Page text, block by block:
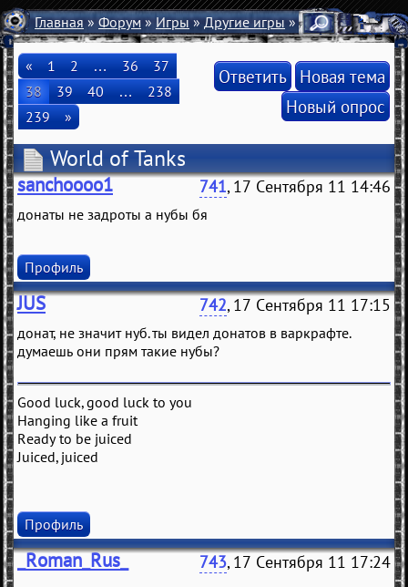
Главная»Форум»Игры»Другие игры» World of Tanks
« 1 2 … 36
37
38
39 40 …
238
239
»
Ответить Новая тема
Новый опрос
World of Tanks
sanchoooo1 741, 17 Сентября 11 14:46
донаты не задроты а нубы бя
Профиль
JUS 742, 17 Сентября 11 17:15
донат, не значит нуб. ты видел донатов в варкрафте.
думаешь они прям такие нубы?
Good luck, good luck to you
Hanging like a fruit
Ready to be juiced
Juiced, juiced
Профиль
_Roman_Rus_ 743, 17 Сентября 11 17:24